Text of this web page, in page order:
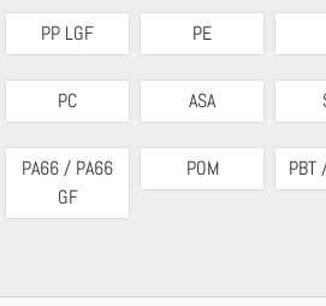
PP LGF PE
PC ASA
PA66 / PA66
GF
POM PBT